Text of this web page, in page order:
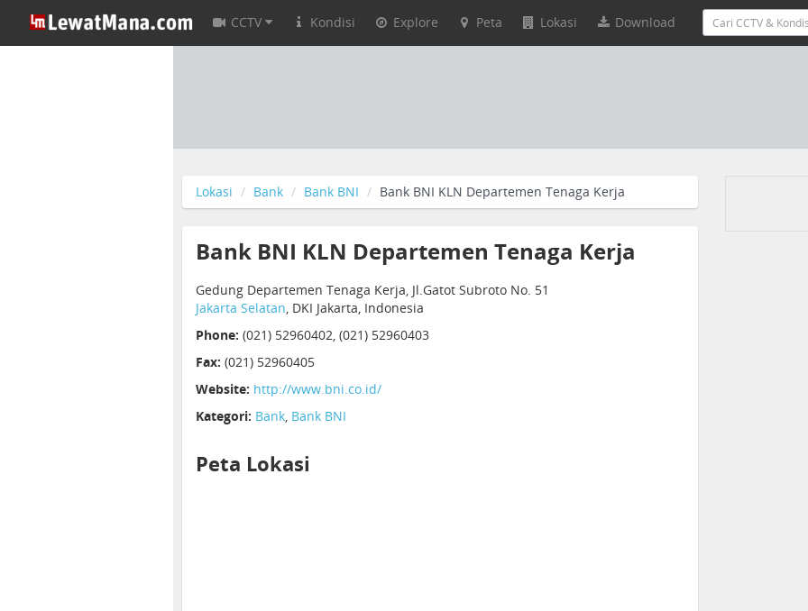
CCTV Kondisi Explore Peta Lokasi Download
Lokasi Bank Bank BNI Bank BNI KLN Departemen Tenaga Kerja
Bank BNI KLN Departemen Tenaga Kerja
Gedung Departemen Tenaga Kerja, Jl.Gatot Subroto No. 51
Jakarta Selatan, DKI Jakarta, Indonesia
Phone: (021) 52960402, (021) 52960403
Fax: (021) 52960405
Website: http://www.bni.co.id/
Kategori: Bank, Bank BNI
Peta Lokasi